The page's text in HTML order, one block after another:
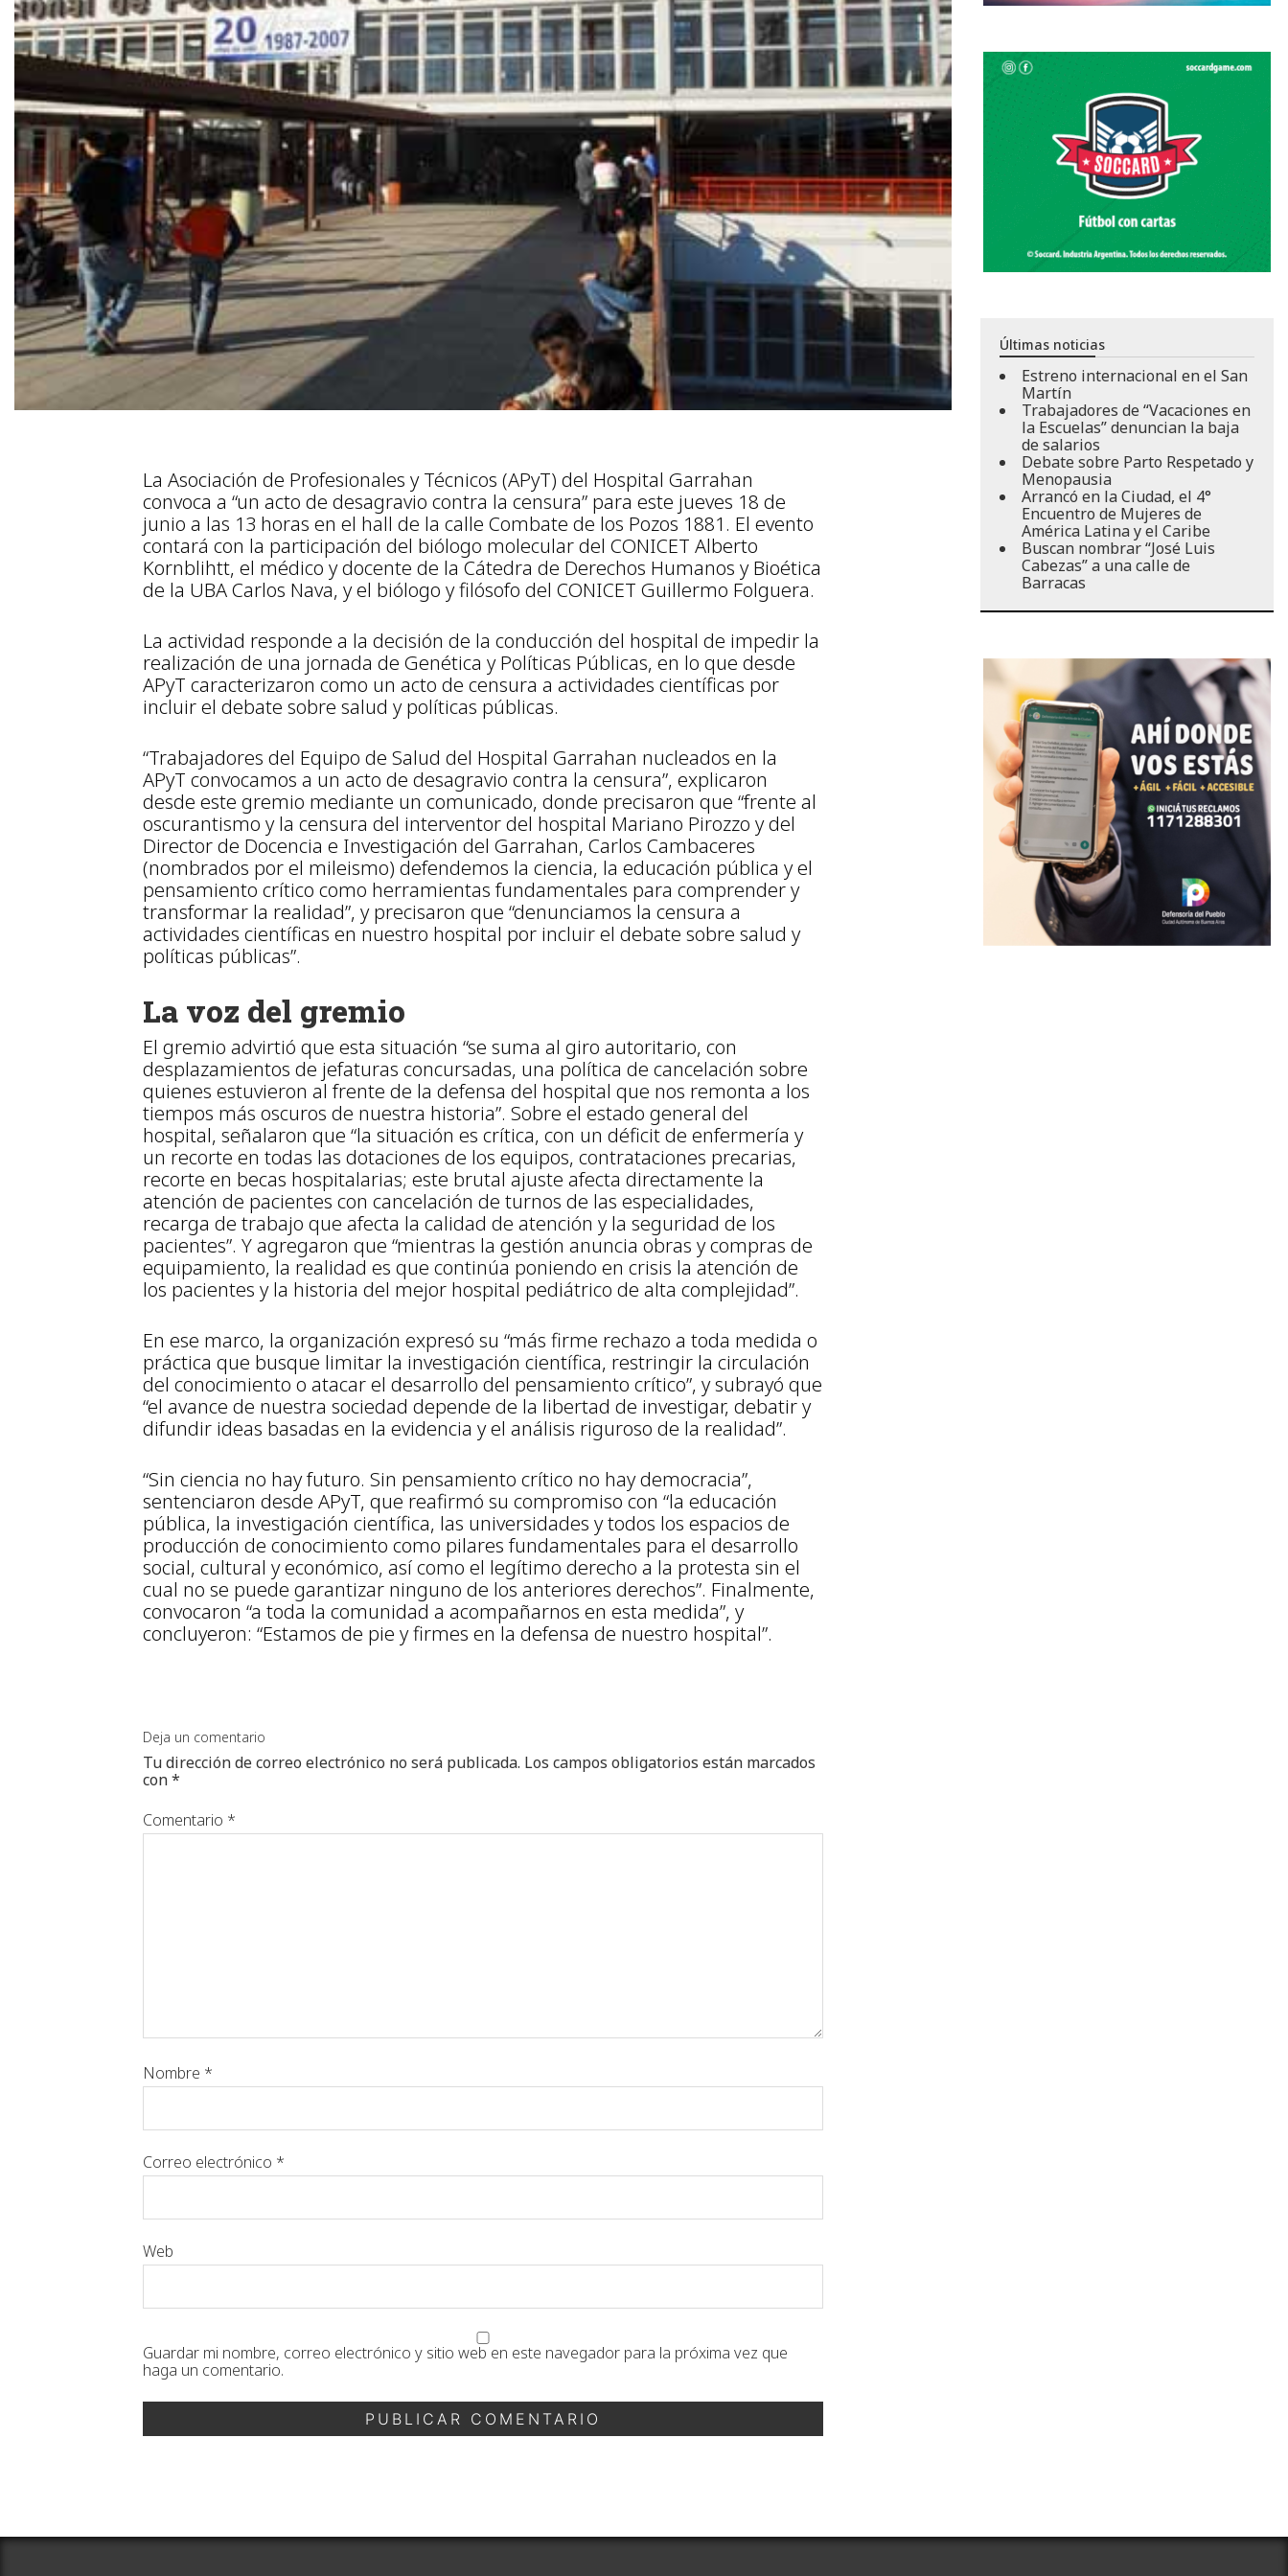
La Asociación de Profesionales y Técnicos (APyT) del Hospital Garrahan
convoca a “un acto de desagravio contra la censura” para este jueves 18 de
junio a las 13 horas en el hall de la calle Combate de los Pozos 1881. El evento
contará con la participación del biólogo molecular del CONICET Alberto
Kornblihtt, el médico y docente de la Cátedra de Derechos Humanos y Bioética
de la UBA Carlos Nava, y el biólogo y filósofo del CONICET Guillermo Folguera.
La actividad responde a la decisión de la conducción del hospital de impedir la
realización de una jornada de Genética y Políticas Públicas, en lo que desde
APyT caracterizaron como un acto de censura a actividades científicas por
incluir el debate sobre salud y políticas públicas.
“Trabajadores del Equipo de Salud del Hospital Garrahan nucleados en la
APyT convocamos a un acto de desagravio contra la censura”, explicaron
desde este gremio mediante un comunicado, donde precisaron que “frente al
oscurantismo y la censura del interventor del hospital Mariano Pirozzo y del
Director de Docencia e Investigación del Garrahan, Carlos Cambaceres
(nombrados por el mileismo) defendemos la ciencia, la educación pública y el
pensamiento crítico como herramientas fundamentales para comprender y
transformar la realidad”, y precisaron que “denunciamos la censura a
actividades científicas en nuestro hospital por incluir el debate sobre salud y
políticas públicas”.
La voz del gremio
El gremio advirtió que esta situación “se suma al giro autoritario, con
desplazamientos de jefaturas concursadas, una política de cancelación sobre
quienes estuvieron al frente de la defensa del hospital que nos remonta a los
tiempos más oscuros de nuestra historia”. Sobre el estado general del
hospital, señalaron que “la situación es crítica, con un déficit de enfermería y
un recorte en todas las dotaciones de los equipos, contrataciones precarias,
recorte en becas hospitalarias; este brutal ajuste afecta directamente la
atención de pacientes con cancelación de turnos de las especialidades,
recarga de trabajo que afecta la calidad de atención y la seguridad de los
pacientes”. Y agregaron que “mientras la gestión anuncia obras y compras de
equipamiento, la realidad es que continúa poniendo en crisis la atención de
los pacientes y la historia del mejor hospital pediátrico de alta complejidad”.
En ese marco, la organización expresó su “más firme rechazo a toda medida o
práctica que busque limitar la investigación científica, restringir la circulación
del conocimiento o atacar el desarrollo del pensamiento crítico”, y subrayó que
“el avance de nuestra sociedad depende de la libertad de investigar, debatir y
difundir ideas basadas en la evidencia y el análisis riguroso de la realidad”.
“Sin ciencia no hay futuro. Sin pensamiento crítico no hay democracia”,
sentenciaron desde APyT, que reafirmó su compromiso con “la educación
pública, la investigación científica, las universidades y todos los espacios de
producción de conocimiento como pilares fundamentales para el desarrollo
social, cultural y económico, así como el legítimo derecho a la protesta sin el
cual no se puede garantizar ninguno de los anteriores derechos”. Finalmente,
convocaron “a toda la comunidad a acompañarnos en esta medida”, y
concluyeron: “Estamos de pie y firmes en la defensa de nuestro hospital”.
Deja un comentario
Tu dirección de correo electrónico no será publicada. Los campos obligatorios están marcados
con*
Comentario *
Nombre *
Correo electrónico *
Web
Guardar mi nombre, correo electrónico y sitio web en este navegador para la próxima vez que
haga un comentario.
Últimas noticias
Estreno internacional en el San
Martín
Trabajadores de “Vacaciones en
la Escuelas” denuncian la baja
de salarios
Debate sobre Parto Respetado y
Menopausia
Arrancó en la Ciudad, el 4°
Encuentro de Mujeres de
América Latina y el Caribe
Buscan nombrar “José Luis
Cabezas” a una calle de
Barracas